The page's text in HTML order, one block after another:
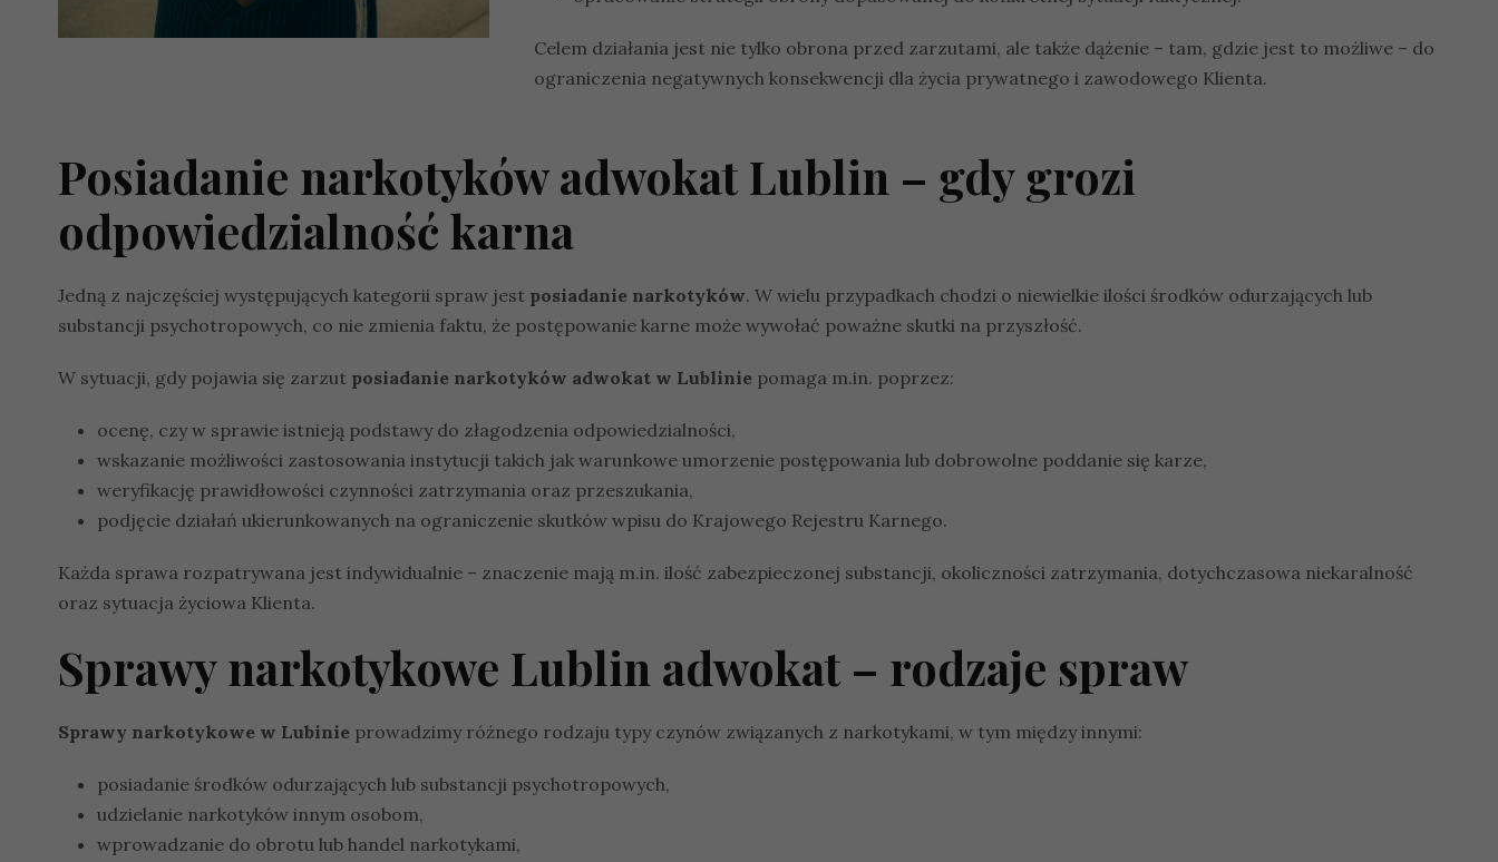
Celem działania jest nie tylko obrona przed zarzutami, ale także dążenie – tam, gdzie jest to możliwe – do
ograniczenia negatywnych konsekwencji dla życia prywatnego i zawodowego Klienta.
Posiadanie narkotyków adwokat Lublin – gdy grozi
odpowiedzialność karna
Jedną z najczęściej występujących kategorii spraw jest posiadanie narkotyków. W wielu przypadkach chodzi o niewielkie ilości środków odurzających lub
substancji psychotropowych, co nie zmienia faktu, że postępowanie karne może wywołać poważne skutki na przyszłość.
W sytuacji, gdy pojawia się zarzut posiadanie narkotyków adwokat w Lublinie pomaga m.in. poprzez:
ocenę, czy w sprawie istnieją podstawy do złagodzenia odpowiedzialności,
wskazanie możliwości zastosowania instytucji takich jak warunkowe umorzenie postępowania lub dobrowolne poddanie się karze,
weryfikację prawidłowości czynności zatrzymania oraz przeszukania,
podjęcie działań ukierunkowanych na ograniczenie skutków wpisu do Krajowego Rejestru Karnego.
Każda sprawa rozpatrywana jest indywidualnie – znaczenie mają m.in. ilość zabezpieczonej substancji, okoliczności zatrzymania, dotychczasowa niekaralność
oraz sytuacja życiowa Klienta.
Sprawy narkotykowe Lublin adwokat – rodzaje spraw
Sprawy narkotykowe w Lubinie prowadzimy różnego rodzaju typy czynów związanych z narkotykami, w tym między innymi:
posiadanie środków odurzających lub substancji psychotropowych,
udzielanie narkotyków innym osobom,
wprowadzanie do obrotu lub handel narkotykami,